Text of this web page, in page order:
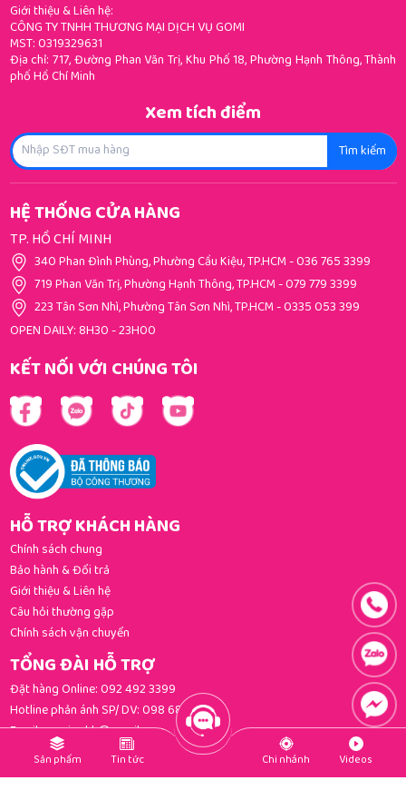
Giới thiệu & Liên hệ:
CÔNG TY TNHH THƯƠNG MẠI DỊCH VỤ GOMI
MST: 0319329631
Địa chỉ: 717, Đường Phan Văn Trị, Khu Phố 18, Phường Hạnh Thông, Thành
phố Hồ Chí Minh
Xem tích điểm
Tìm kiếm
HỆ THỐNG CỬA HÀNG
TP. HỒ CHÍ MINH
340 Phan Đình Phùng, Phường Cầu Kiệu, TP.HCM-036 765 3399
719 Phan Văn Trị, Phường Hạnh Thông, TP.HCM-079 779 3399
223 Tân Sơn Nhì, Phường Tân Sơn Nhì, TP.HCM-0335 053 399
OPEN DAILY: 8H30 - 23H00
KẾT NỐI VỚI CHÚNG TÔI
HỖ TRỢ KHÁCH HÀNG
Chính sách chung
Bảo hành & Đổi trả
Giới thiệu & Liên hệ
Câu hỏi thường gặp
Chính sách vận chuyển
TỔNG ĐÀI HỖ TRỢ
Đặt hàng Online:092 492 3399
Hotline phản ánh SP/ DV:098 681 3392
Email:gomi.cskh@gmail.com
PHƯƠNG THỨC THANH TOÁN
Sản phẩm Tin tức Chi nhánh Videos